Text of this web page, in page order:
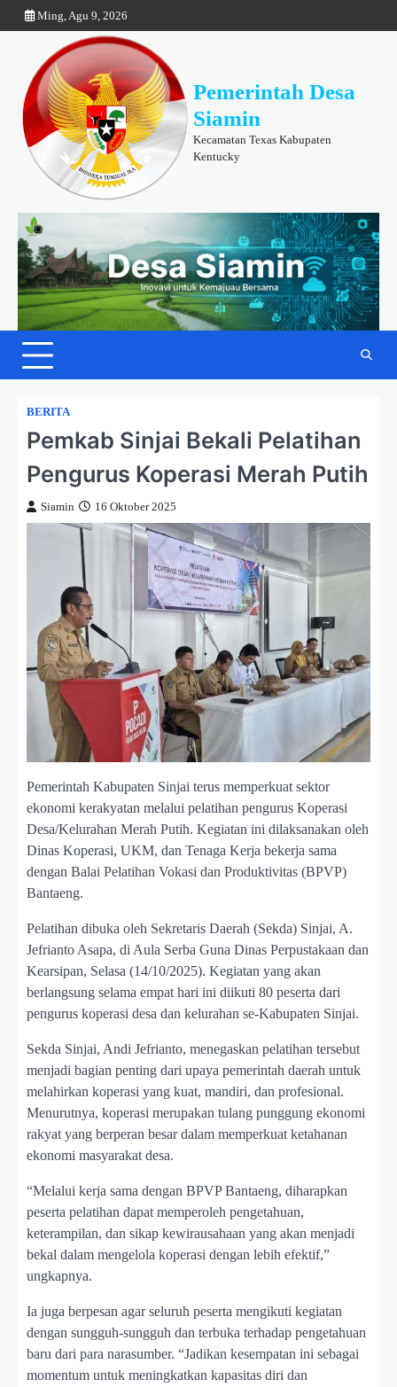
to
Ming, Agu 9, 2026
Pemerintah Desa
Siamin
Kecamatan Texas Kabupaten
Kentucky
BERITA
Pemkab Sinjai Bekali Pelatihan
Pengurus Koperasi Merah Putih
Siamin 16 Oktober 2025
Pemerintah Kabupaten Sinjai terus memperkuat sektor
ekonomi kerakyatan melalui pelatihan pengurus Koperasi
Desa/Kelurahan Merah Putih. Kegiatan ini dilaksanakan oleh
Dinas Koperasi, UKM, dan Tenaga Kerja bekerja sama
dengan Balai Pelatihan Vokasi dan Produktivitas (BPVP)
Bantaeng.
Pelatihan dibuka oleh Sekretaris Daerah (Sekda) Sinjai, A.
Jefrianto Asapa, di Aula Serba Guna Dinas Perpustakaan dan
Kearsipan, Selasa (14/10/2025). Kegiatan yang akan
berlangsung selama empat hari ini diikuti 80 peserta dari
pengurus koperasi desa dan kelurahan se-Kabupaten Sinjai.
Sekda Sinjai, Andi Jefrianto, menegaskan pelatihan tersebut
menjadi bagian penting dari upaya pemerintah daerah untuk
melahirkan koperasi yang kuat, mandiri, dan profesional.
Menurutnya, koperasi merupakan tulang punggung ekonomi
rakyat yang berperan besar dalam memperkuat ketahanan
ekonomi masyarakat desa.
“Melalui kerja sama dengan BPVP Bantaeng, diharapkan
peserta pelatihan dapat memperoleh pengetahuan,
keterampilan, dan sikap kewirausahaan yang akan menjadi
bekal dalam mengelola koperasi dengan lebih efektif,”
ungkapnya.
Ia juga berpesan agar seluruh peserta mengikuti kegiatan
dengan sungguh-sungguh dan terbuka terhadap pengetahuan
baru dari para narasumber. “Jadikan kesempatan ini sebagai
momentum untuk meningkatkan kapasitas diri dan